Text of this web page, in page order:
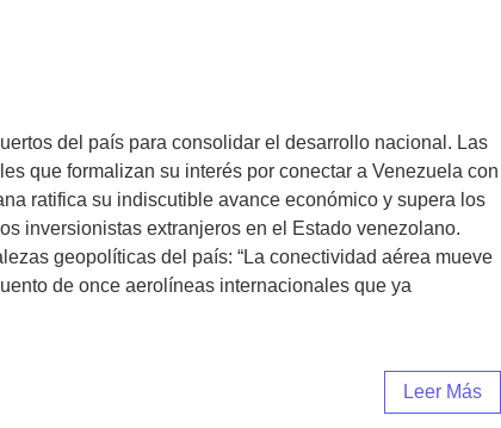
del país para consolidar el desarrollo nacional. Las
que formalizan su interés por conectar a Venezuela con
ratifica su indiscutible avance económico y supera los
inversionistas extranjeros en el Estado venezolano.
geopolíticas del país: “La conectividad aérea mueve
de once aerolíneas internacionales que ya
Leer Más